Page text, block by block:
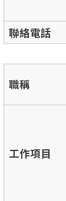
聯絡電話
職稱
工作項目